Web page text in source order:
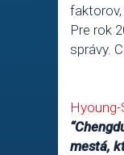
faktorov,
Pre rok
správy.
mestá,